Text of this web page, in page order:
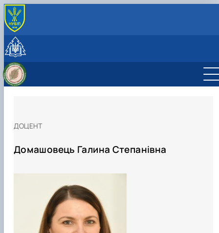
INTERNATIONAL ACTIVITY
QuantiFOR
Домашовець Галина Степанівна
ДОЦЕНТ